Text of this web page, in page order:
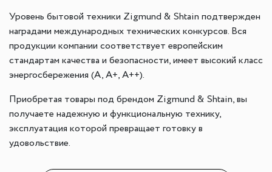
Уровень бытовой техники Zigmund & Shtain подтвержден
наградами международных технических конкурсов. Вся
продукции компании соответствует европейским
стандартам качества и безопасности, имеет высокий класс
энергосбережения (A, A+, A++).
Приобретая товары под брендом Zigmund & Shtain, вы
получаете надежную и функциональную технику,
эксплуатация которой превращает готовку в
удовольствие.